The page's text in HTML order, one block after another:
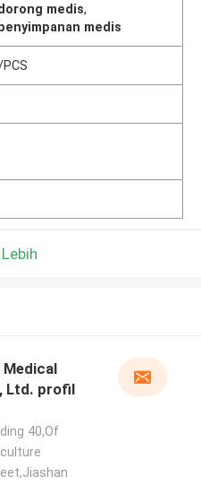
medis,
medis
Medical
Ltd. profil
40,Of